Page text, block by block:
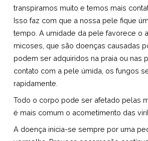
transpiramos muito e temos mais
Isso faz com que a nossa pele fique
tempo. A umidade da pele favorece o
micoses, que são doenças causadas
podem ser adquiridos na praia ou nas
contato com a pele úmida, os fungos
rapidamente.
Todo o corpo pode ser afetado pelas
é mais comum o acometimento das
A doença inicia-se sempre por uma